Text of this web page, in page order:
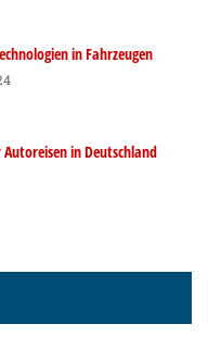
in Fahrzeugen
in Deutschland